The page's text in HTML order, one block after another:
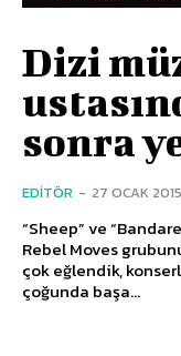
Dizi
sonra
EDITÖR - 27 OCAK 2015
“Sheep” ve
Rebel Moves
çok eğlendik,
çoğunda başa...